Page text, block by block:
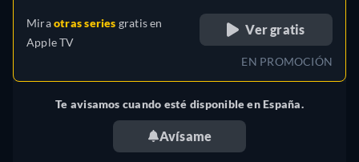
Miraotras series gratis en
Apple TV
Ver gratis
EN PROMOCIÓN
Te avisamos cuando esté disponible en España.
Avísame